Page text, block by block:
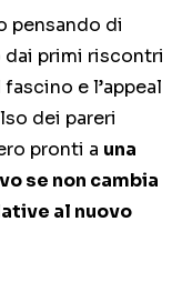
pensando di
dai primi riscontri
e l’appeal
dei pareri
pronti a una
se non cambia
al nuovo